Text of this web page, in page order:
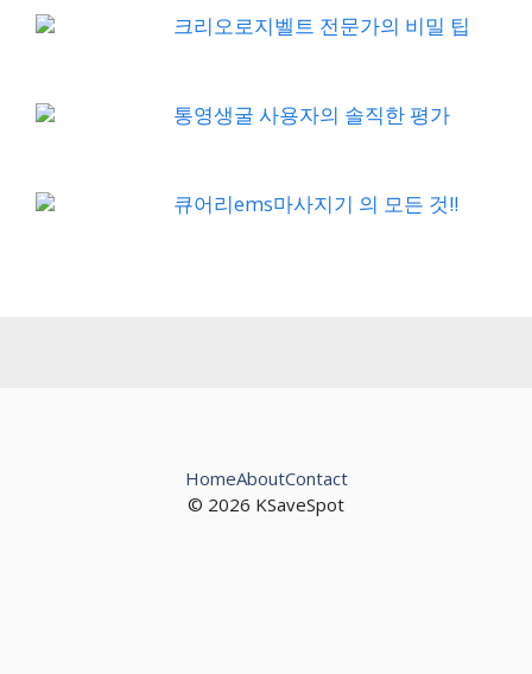
크리오로지벨트 전문가의 비밀 팁
통영생굴 사용자의 솔직한 평가
큐어리ems마사지기 의 모든 것!!
© 2026 KSaveSpot
HomeAboutContact